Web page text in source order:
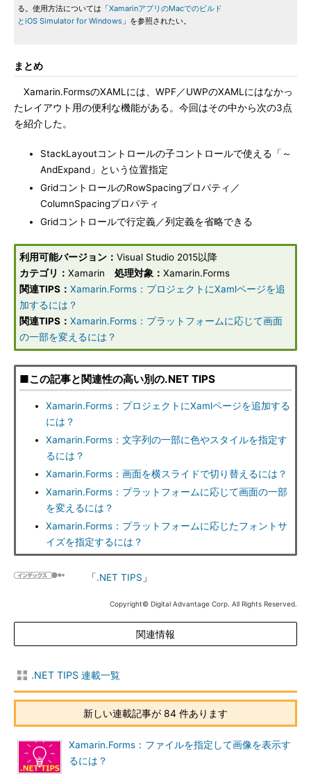
る。使用方法については「XamarinアプリのMacでのビルド
とiOS Simulator for Windows 」を参照されたい。
まとめ
Xamarin.FormsのXAMLには、WPF／UWPのXAMLにはなかっ
たレイアウト用の便利な機能がある。今回はその中から次の3点
を紹介した。
StackLayoutコントロールの子コントロールで使える「～
AndExpand」という位置指定
GridコントロールのRowSpacingプロパティ／
ColumnSpacingプロパティ
Gridコントロールで行定義／列定義を省略できる
利用可能バージョン： Visual Studio 2015以降
カテゴリ： Xamarin 処理対象： Xamarin.Forms
関連TIPS： Xamarin.Forms：プロジェクトにXamlページを追
加するには？
関連TIPS： Xamarin.Forms：プラットフォームに応じて画面
の一部を変えるには？
■この記事と関連性の高い別の.NET TIPS
Xamarin.Forms：プロジェクトにXamlページを追加する
には？
Xamarin.Forms：文字列の一部に色やスタイルを指定す
るには？
Xamarin.Forms：画面を横スライドで切り替えるには？
Xamarin.Forms：プラットフォームに応じて画面の一部
を変えるには？
Xamarin.Forms：プラットフォームに応じたフォントサ
イズを指定するには？
「.NET TIPS 」
Copyright© Digital Advantage Corp. All Rights Reserved.
関連情報
.NET TIPS 連載一覧
新しい連載記事が 84 件あります
Xamarin.Forms：ファイルを指定して画像を表示す
るには？